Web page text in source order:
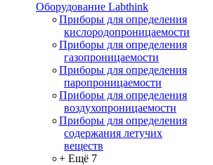
Оборудование Labthink
Приборы для определения
кислородопроницаемости
Приборы для определения
газопроницаемости
Приборы для определения
паропроницаемости
Приборы для определения
воздухопроницаемости
Приборы для определения
содержания летучих
веществ
+ Ещё 7